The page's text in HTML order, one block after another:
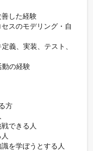
した経験
スのモデリング・自
義、実装、テスト、
動の経験
方
できる人
を学ぼうとする人